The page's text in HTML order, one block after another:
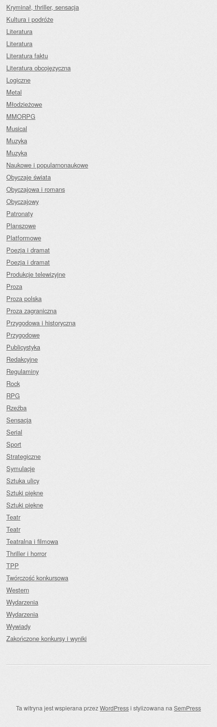
Kryminał, thriller, sensacja
Kultura i podróże
Literatura
Literatura
Literatura faktu
Literatura obcojęzyczna
Logiczne
Metal
Młodzieżowe
MMORPG
Musical
Muzyka
Muzyka
Naukowe i popularnonaukowe
Obyczaje świata
Obyczajowa i romans
Obyczajowy
Patronaty
Planszowe
Platformowe
Poezja i dramat
Poezja i dramat
Produkcje telewizyjne
Proza
Proza polska
Proza zagraniczna
Przygodowa i historyczna
Przygodowe
Publicystyka
Redakcyjne
Regulaminy
Rock
RPG
Rzeźba
Sensacja
Serial
Sport
Strategiczne
Symulacje
Sztuka ulicy
Sztuki piękne
Sztuki piękne
Teatr
Teatr
Teatralna i filmowa
Thriller i horror
TPP
Twórczość konkursowa
Western
Wydarzenia
Wydarzenia
Wywiady
Zakończone konkursy i wyniki
Ta witryna jest wspierana przezWordPressi stylizowana na SemPress